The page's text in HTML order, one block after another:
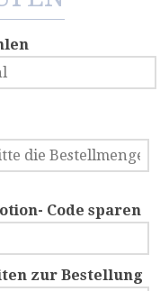
Code sparen
zur Bestellung